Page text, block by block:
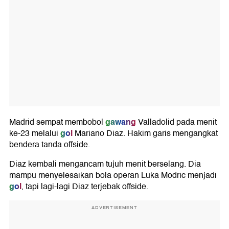
Madrid sempat membobolgawangValladolid pada menit
ke-23 melaluigolMariano Diaz. Hakim garis mengangkat
bendera tanda offside.
Diaz kembali mengancam tujuh menit berselang. Dia
mampu menyelesaikan bola operan Luka Modric menjadi
gol, tapi lagi-lagi Diaz terjebak offside.
ADVERTISEMENT